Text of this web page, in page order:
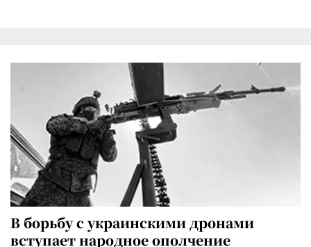
В борьбу с украинскими дронами
вступает народное ополчение